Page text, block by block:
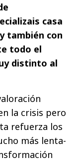
casa
también con
todo el
distinto al
la crisis pero
refuerza los
más lenta-